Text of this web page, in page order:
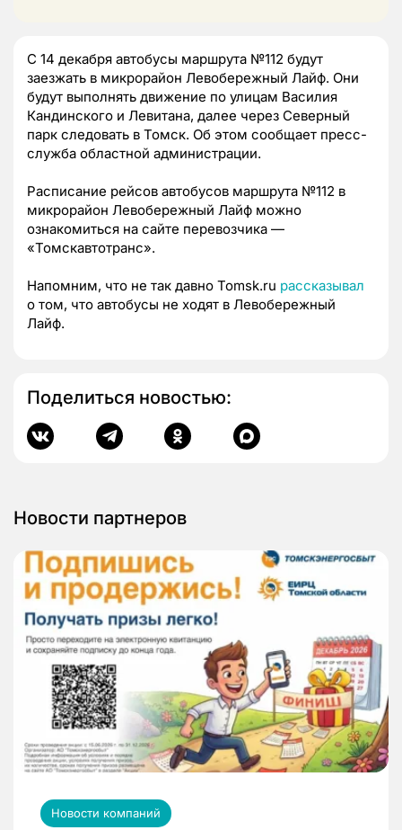
С 14 декабря автобусы маршрута №112 будут
заезжать в микрорайон Левобережный Лайф. Они
будут выполнять движение по улицам Василия
Кандинского и Левитана, далее через Северный
парк следовать в Томск. Об этом сообщает пресс-
служба областной администрации.
Расписание рейсов автобусов маршрута №112 в
микрорайон Левобережный Лайф можно
ознакомиться на сайте перевозчика —
«Томскавтотранс».
Напомним, что не так давно Tomsk.ru рассказывал
о том, что автобусы не ходят в Левобережный
Лайф.
Поделиться новостью:
Новости партнеров
Новости компаний